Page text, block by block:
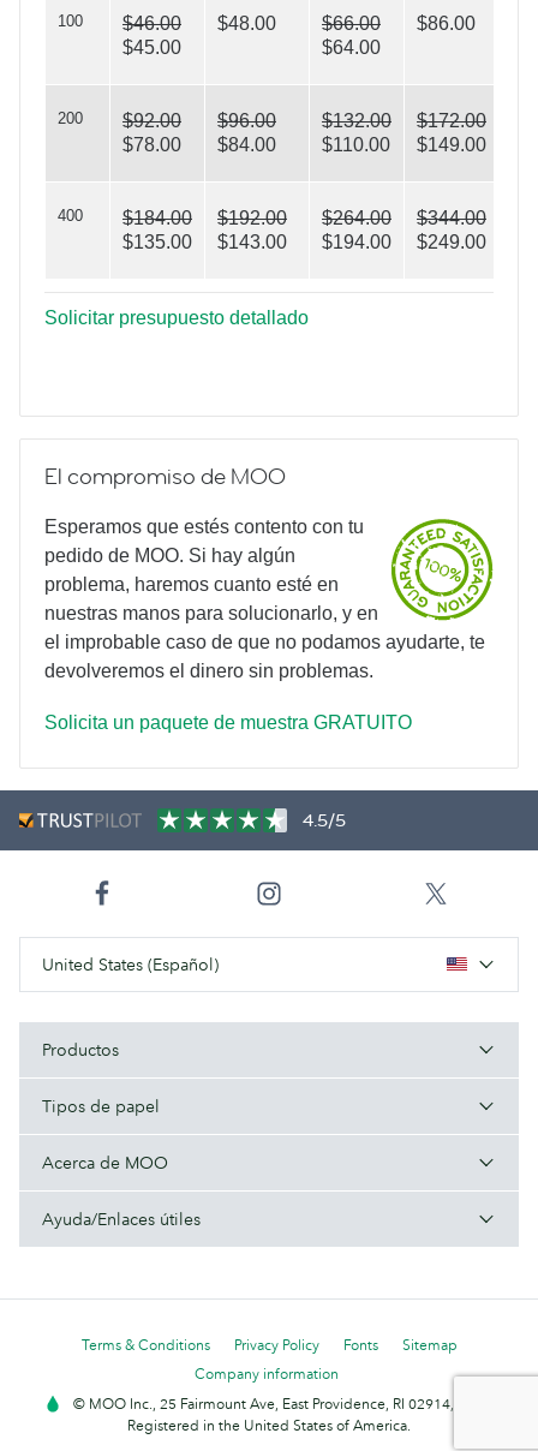
100
$46.00
$45.00
$48.00
$66.00
$64.00
$86.00
200
$92.00
$78.00
$96.00
$84.00
$132.00
$110.00
$172.00
$149.00
400
$184.00
$135.00
$192.00
$143.00
$264.00
$194.00
$344.00
$249.00
Solicitar presupuesto detallado
El compromiso de MOO
Esperamos que estés contento con tu
pedido de MOO. Si hay algún
problema, haremos cuanto esté en
nuestras manos para solucionarlo, y en
el improbable caso de que no podamos ayudarte, te
devolveremos el dinero sin problemas.
Solicita un paquete de muestra GRATUITO
4.5/5
United States (Español)
Productos
Tipos de papel
Acerca de MOO
Ayuda/Enlaces útiles
Terms & Conditions Privacy Policy Fonts
Sitemap
Company information
© MOO Inc., 25 Fairmount Ave, East Providence, RI 02914, USA -
Registered in the United States of America.